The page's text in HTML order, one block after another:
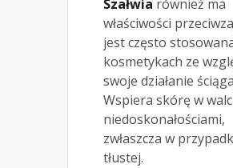
Szałwia również ma
właściwości
jest często
kosmetykach ze
swoje działanie
Wspiera skórę w
niedoskonałościami,
zwłaszcza w
tłustej.